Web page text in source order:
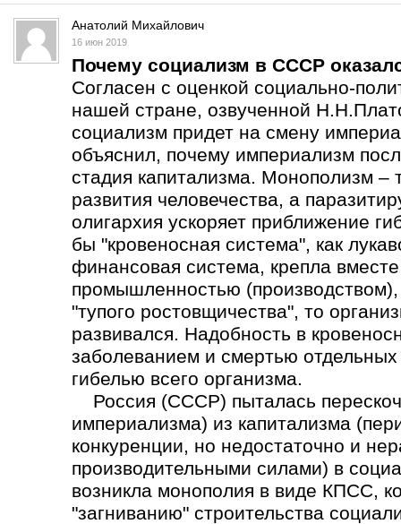
Анатолий Михайлович
16 июн 2019
Почему социализм в СССР
Согласен с оценкой социально-
нашей стране, озвученной
социализм придет на смену
объяснил, почему империализм
стадия капитализма. Монополизм –
развития человечества, а
олигархия ускоряет приближение
бы "кровеносная система", как
финансовая система, крепла
промышленностью (производством),
"тупого ростовщичества", то
развивался. Надобность в
заболеванием и смертью отдельных
гибелью всего организма.
Россия (СССР) пыталась
империализма) из капитализма
конкуренции, но недостаточно и
производительными силами) в
возникла монополия в виде КПСС,
"загниванию" строительства